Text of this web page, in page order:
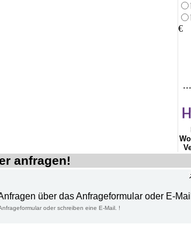
€
anfragen!
über das Anfrageformular oder E-Mail
oder schreiben eine E-Mail. !